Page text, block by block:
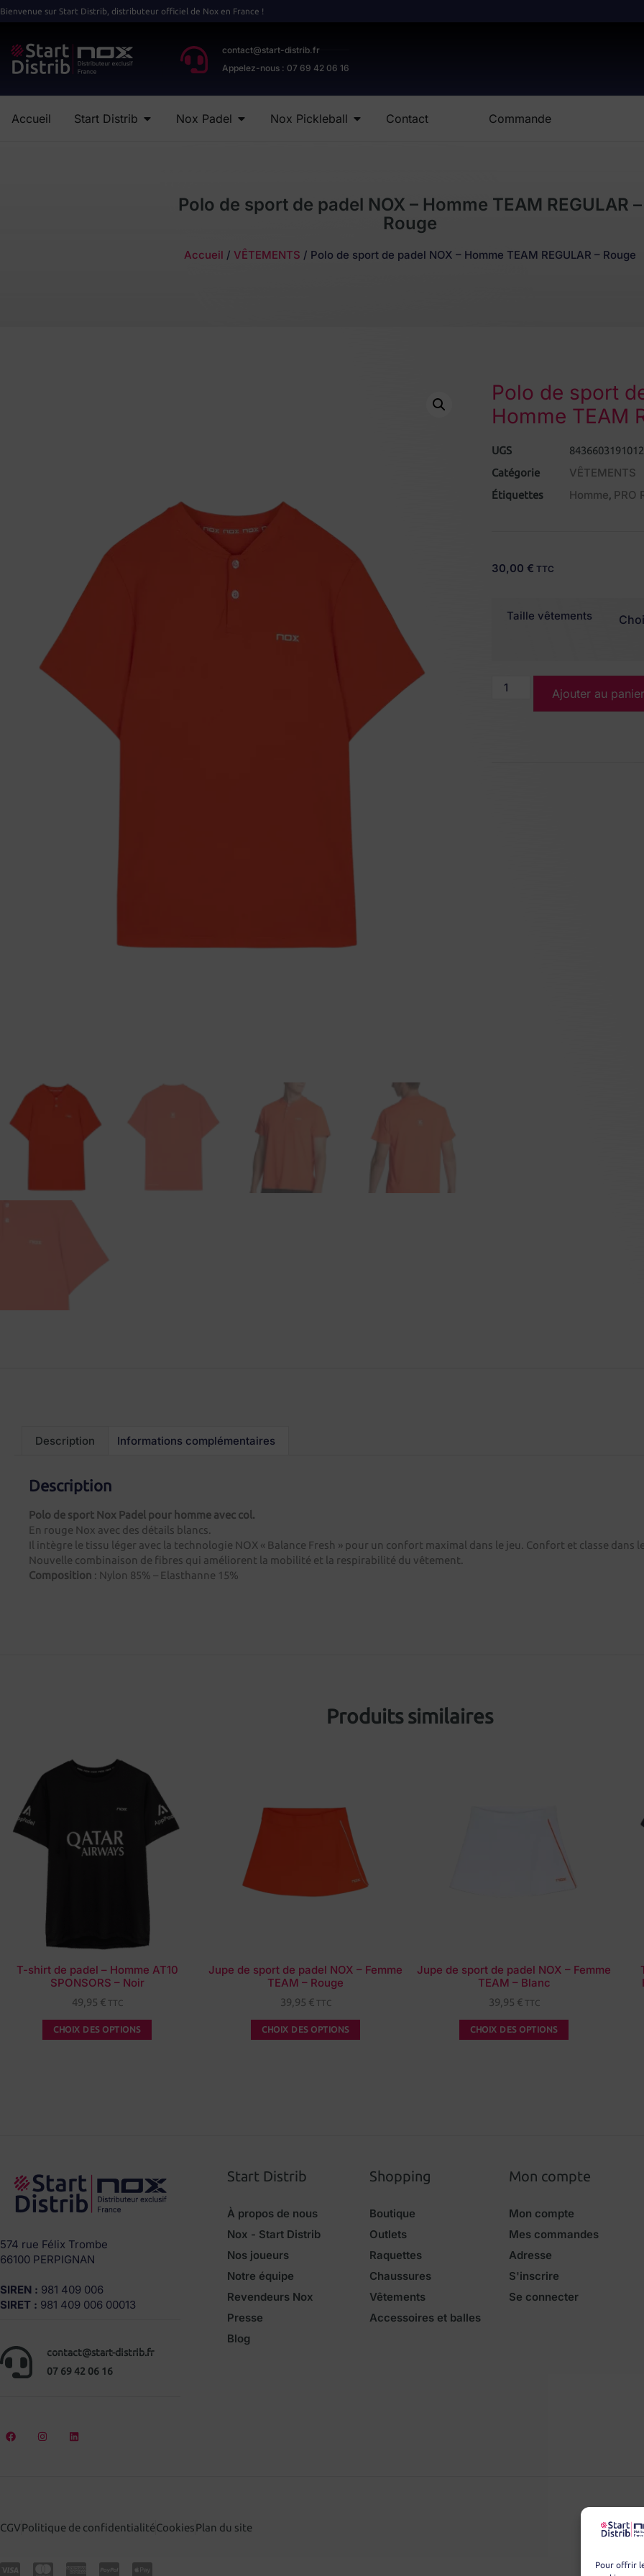
Pour offrir
Bienvenue sur Start Distrib, distributeur officiel de Nox en France !
contact@start-distrib.fr
Appelez-nous : 07 69 42 06 16
Accueil Start Distrib Nox Padel Nox Pickleball Contact Commande
Polo de sport de padel NOX – Homme TEAM REGULAR –
Rouge
Accueil / VÊTEMENTS / Polo de sport de padel NOX – Homme TEAM REGULAR – Rouge
Polo de sport
Homme TEAM
UGS
Catégorie
VÊTEMENTS
Étiquettes Homme, PRO
30,00 € TTC
Taille vêtements
Ajouter au
Description Informations complémentaires
Description
Polo de sport Nox Padel pour homme avec col.
En rouge Nox avec des détails blancs.
Il intègre le tissu léger avec la technologie NOX « Balance Fresh » pour un confort maximal dans le jeu. Confort et classe dans
Nouvelle combinaison de fibres qui améliorent la mobilité et la respirabilité du vêtement.
Composition : Nylon 85% – Elasthanne 15%
Produits similaires
T-shirt de padel – Homme AT10
SPONSORS – Noir
49,95 € TTC
CHOIX DES OPTIONS
Jupe de sport de padel NOX – Femme
TEAM – Rouge
39,95 € TTC
CHOIX DES OPTIONS
Jupe de sport de padel NOX – Femme
TEAM – Blanc
39,95 € TTC
CHOIX DES OPTIONS
574 rue Félix Trombe
66100 PERPIGNAN
SIREN : 981 409 006
SIRET : 981 409 006 00013
contact@start-distrib.fr
07 69 42 06 16
Start Distrib
À propos de nous
Nox - Start Distrib
Nos joueurs
Notre équipe
Revendeurs Nox
Presse
Blog
Shopping
Boutique
Outlets
Raquettes
Chaussures
Vêtements
Accessoires et balles
Mon compte
Mon compte
Mes commandes
Adresse
S'inscrire
Se connecter
CGVPolitique de confidentialitéCookiesPlan du site